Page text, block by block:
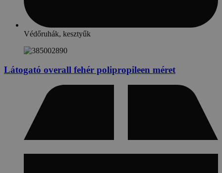
Védőruhák, kesztyűk
Látogató overall fehér polipropileen méret